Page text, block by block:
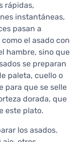
rápidas,
instantáneas,
pasan a
el asado con
hambre, sino que
se preparan
paleta, cuello o
para que se selle
dorada, que
este plato.
los asados.